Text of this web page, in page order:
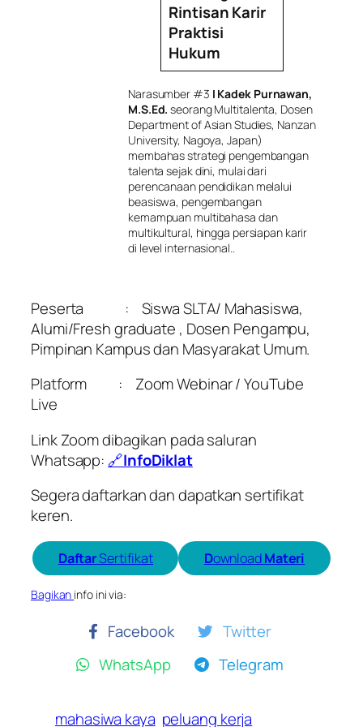
Rintisan Karir
Praktisi
Hukum
Narasumber #3 I Kadek Purnawan,
M.S.Ed. seorang Multitalenta, Dosen
Department of Asian Studies, Nanzan
University, Nagoya, Japan)
membahas strategi pengembangan
talenta sejak dini, mulai dari
perencanaan pendidikan melalui
beasiswa, pengembangan
kemampuan multibahasa dan
multikultural, hingga persiapan karir
di level internasional..
Peserta : Siswa SLTA/ Mahasiswa,
Alumi/Fresh graduate , Dosen Pengampu,
Pimpinan Kampus dan Masyarakat Umum.
Platform : Zoom Webinar /YouTube
Live
Link Zoom dibagikan pada saluran
Whatsapp: 🔗InfoDiklat
Segera daftarkan dan dapatkan sertifikat
keren.
DaftarSertifikat DownloadMateri
Bagikan info ini via:
Facebook
Twitter
WhatsApp
Telegram
mahasiwa kaya peluang kerja